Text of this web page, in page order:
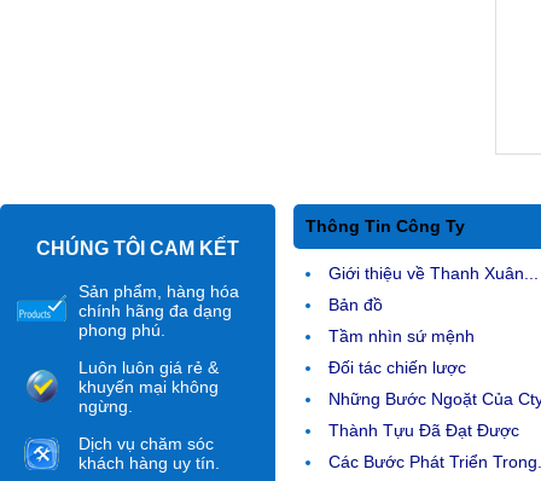
CHÚNG TÔI CAM KẾT
Sản phẩm, hàng hóa
chính hãng đa dạng
phong phú.
Luôn luôn giá rẻ &
khuyến mại không
ngừng.
Dịch vụ chăm sóc
khách hàng uy tín.
Thông Tin Công Ty
Giới thiệu về Thanh Xuân...
Bản đồ
Tầm nhìn sứ mệnh
Đối tác chiến lược
Những Bước Ngoặt Của
Thành Tựu Đã Đạt Được
Các Bước Phát Triển